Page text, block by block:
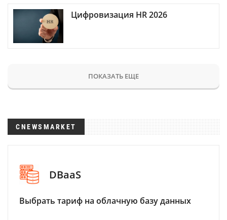
Цифровизация HR 2026
ПОКАЗАТЬ ЕЩЕ
CNEWSMARKET
DBaaS
Выбрать тариф на облачную базу данных